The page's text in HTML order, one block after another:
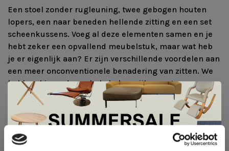
Een stoel zonder rugleuning, twee gebogen houten
lopers, een naar beneden hellende zitting en een set
scheenkussens. Voeg al deze elementen samen en je
hebt zeker een opvallend meubelstuk, maar wat heb
je er eigenlijk aan? Er zijn verschillende voordelen aan
een meer onconventionele benadering van zitten. We
hebben hieronder enkele belangrijke punten op een
rijtje gezet.
VERLICHT ONGEWENSTE DRUK
Wanneer je op een traditionele stoel zit, wordt je
lichaam gevormd als een "h" en staan je heupen in een